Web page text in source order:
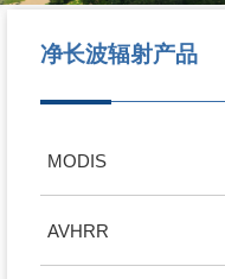
净长波辐射产品
MODIS
AVHRR